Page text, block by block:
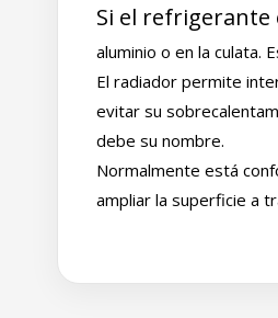
Si el refrigerante
aluminio o en la culata.
El radiador permite
evitar su
debe su nombre.
Normalmente está
ampliar la superficie a